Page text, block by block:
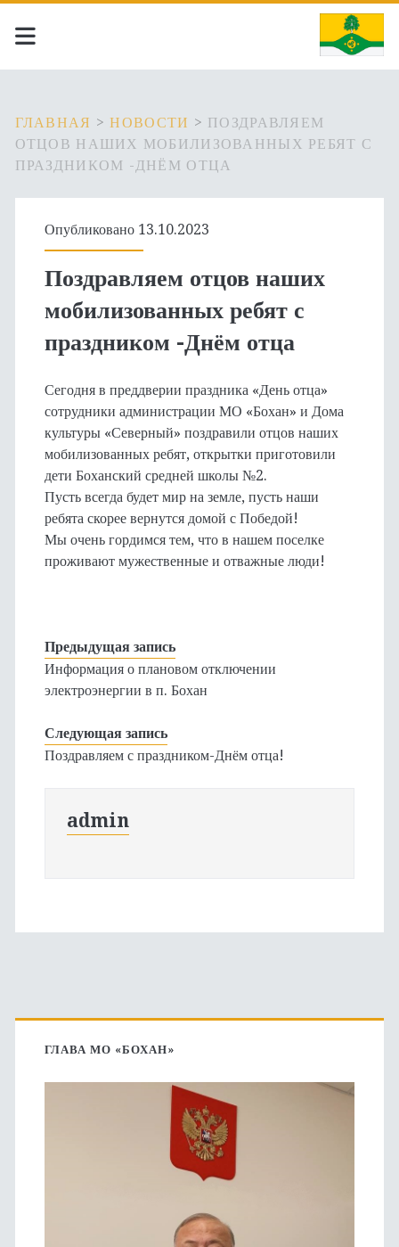
ГЛАВНАЯ >НОВОСТИ > ПОЗДРАВЛЯЕМ
ОТЦОВ НАШИХ МОБИЛИЗОВАННЫХ РЕБЯТ С
ПРАЗДНИКОМ -ДНЁМ ОТЦА
Опубликовано 13.10.2023
Поздравляем отцов наших
мобилизованных ребят с
праздником -Днём отца
Сегодня в преддверии праздника «День отца»
сотрудники администрации МО «Бохан» и Дома
культуры «Северный» поздравили отцов наших
мобилизованных ребят, открытки приготовили
дети Боханский средней школы №2.
Пусть всегда будет мир на земле, пусть наши
ребята скорее вернутся домой с Победой!
Мы очень гордимся тем, что в нашем поселке
проживают мужественные и отважные люди!
Предыдущая запись
Информация о плановом отключении
электроэнергии в п. Бохан
Следующая запись
Поздравляем с праздником-Днём отца!
admin
Основная
боковая
ГЛАВА МО «БОХАН»